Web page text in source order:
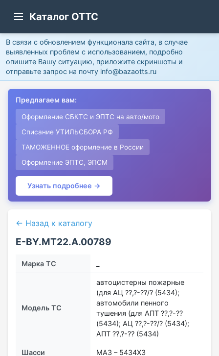
Каталог ОТТС
В связи с обновлением функционала сайта, в случае
выявленных проблем с использованием, подробно
опишите Вашу ситуацию, приложите скриншоты и
отправьте запрос на почту info@bazaotts.ru
Предлагаем вам:
Оформление СБКТС и ЭПТС на авто/мото
Списание УТИЛЬСБОРА РФ
ТАМОЖЕННОЕ оформление в России
Оформление ЭПТС, ЭПСМ
Узнать подробнее →
← Назад к каталогу
E-BY.MT22.А.00789
Марка ТС
Модель ТС
автоцистерны пожарные
(для АЦ ??,?-??/? (5434);
автомобили пенного
тушения (для АПТ ??,?-??
(5434); АЦ ??,?-??/? (5434);
АПТ ??,?-?? (5434)
Шасси МАЗ – 5434Х3